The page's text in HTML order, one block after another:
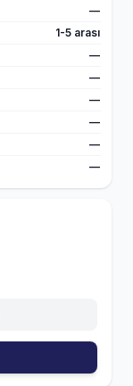
—
1-5 arası
—
—
—
—
—
—